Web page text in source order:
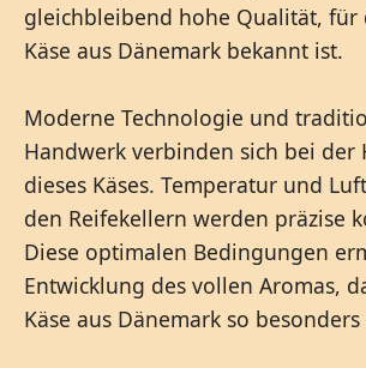
gleichbleibend hohe Qualität, für
Käse aus Dänemark bekannt ist.
Moderne Technologie und
Handwerk verbinden sich bei der
dieses Käses. Temperatur und
den Reifekellern werden präzise
Diese optimalen Bedingungen
Entwicklung des vollen Aromas,
Käse aus Dänemark so